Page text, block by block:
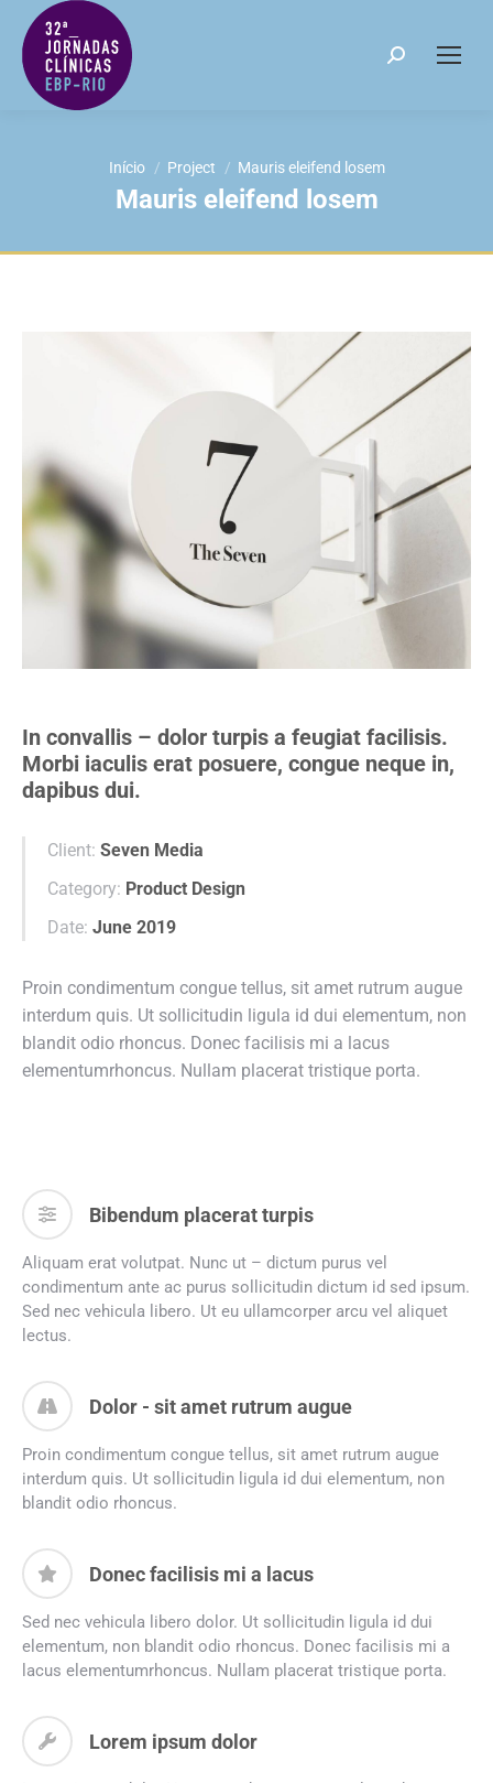
Search:
Você está aqui:
Início Project Mauris eleifend losem
Mauris eleifend losem
In convallis – dolor turpis a feugiat facilisis.
Morbi iaculis erat posuere, congue neque in,
dapibus dui.
Client: Seven Media
Category: Product Design
Date: June 2019
Proin condimentum congue tellus, sit amet rutrum augue
interdum quis. Ut sollicitudin ligula id dui elementum, non
blandit odio rhoncus. Donec facilisis mi a lacus
elementumrhoncus. Nullam placerat tristique porta.
Bibendum placerat turpis
Aliquam erat volutpat. Nunc ut – dictum purus vel
condimentum ante ac purus sollicitudin dictum id sed ipsum.
Sed nec vehicula libero. Ut eu ullamcorper arcu vel aliquet
lectus.
Dolor - sit amet rutrum augue
Proin condimentum congue tellus, sit amet rutrum augue
interdum quis. Ut sollicitudin ligula id dui elementum, non
blandit odio rhoncus.
Donec facilisis mi a lacus
Sed nec vehicula libero dolor. Ut sollicitudin ligula id dui
elementum, non blandit odio rhoncus. Donec facilisis mi a
lacus elementumrhoncus. Nullam placerat tristique porta.
Lorem ipsum dolor